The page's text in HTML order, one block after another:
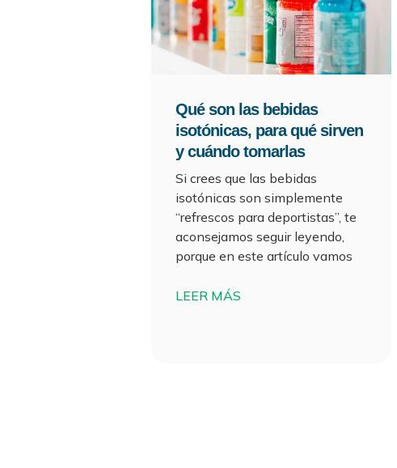
Qué son las bebidas
isotónicas, para qué sirven
y cuándo tomarlas
Si crees que las bebidas
isotónicas son simplemente
“refrescos para deportistas”, te
aconsejamos seguir leyendo,
porque en este artículo vamos
LEER MÁS